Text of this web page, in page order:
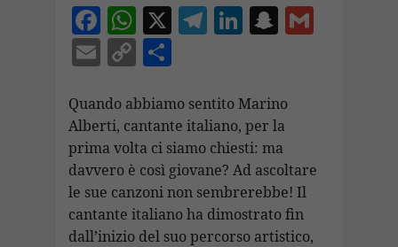
F
ac
e
b
o
o
k
W
h
at
s
A
p
p
X T
gr
a
m
Li
e
dI
n
S
p
c
h
at
G
E
ai
l
C
p
y
Li
n
k
C
n
di
vi
di
Quando abbiamo sentito Marino
Alberti, cantante italiano, per la
prima volta ci siamo chiesti: ma
davvero è così giovane? Ad ascoltare
le sue canzoni non sembrerebbe! Il
cantante italiano ha dimostrato fin
dall’inizio del suo percorso artistico,